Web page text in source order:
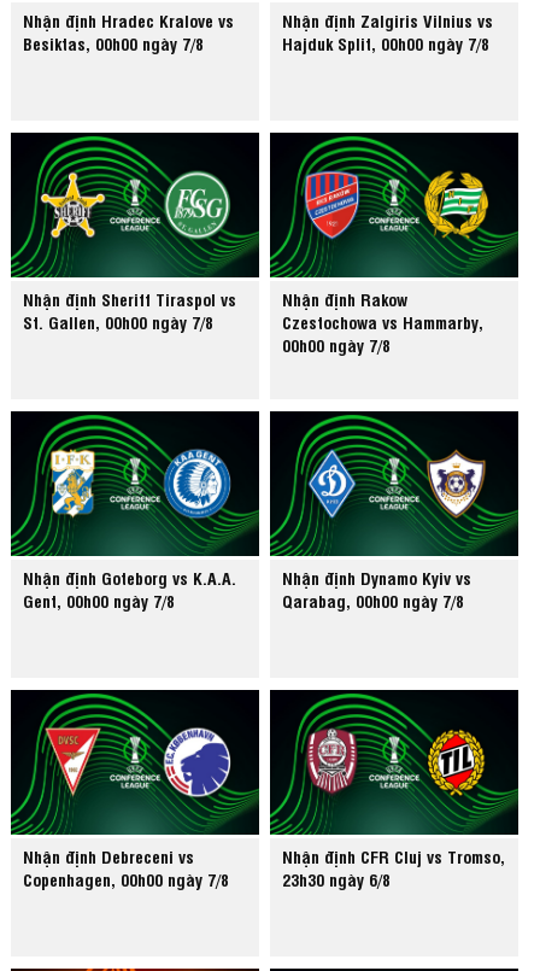
Nhận định Hradec Kralove vs
Besiktas, 00h00 ngày 7/8
Nhận định Zalgiris Vilnius vs
Hajduk Split, 00h00 ngày 7/8
Nhận định Sheriff Tiraspol vs
St. Gallen, 00h00 ngày 7/8
Nhận định Rakow
Czestochowa vs Hammarby,
00h00 ngày 7/8
Nhận định Goteborg vs K.A.A.
Gent, 00h00 ngày 7/8
Nhận định Dynamo Kyiv vs
Qarabag, 00h00 ngày 7/8
Nhận định Debreceni vs
Copenhagen, 00h00 ngày 7/8
Nhận định CFR Cluj vs Tromso,
23h30 ngày 6/8